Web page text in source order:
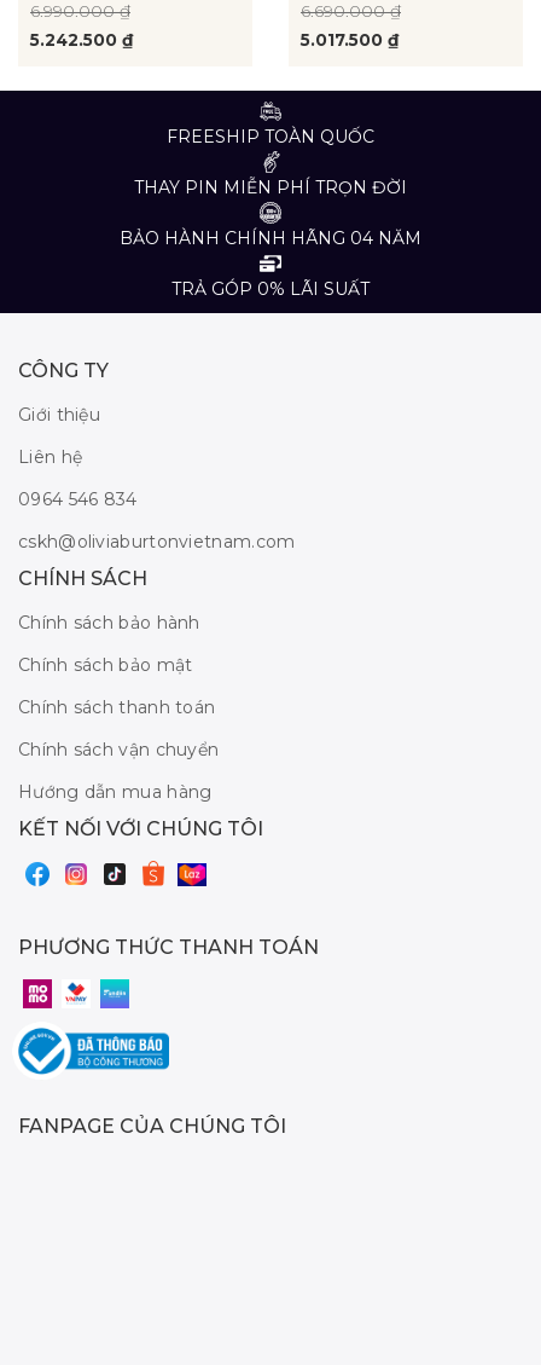
5.242.500 ₫
6.990.000 ₫
5.017.500 ₫
6.690.000 ₫
FREESHIP TOÀN QUỐC
THAY PIN MIỄN PHÍ TRỌN ĐỜI
BẢO HÀNH CHÍNH HÃNG 04 NĂM
TRẢ GÓP 0% LÃI SUẤT
CÔNG TY
Giới thiệu
Liên hệ
0964 546 834
cskh@oliviaburtonvietnam.com
CHÍNH SÁCH
Chính sách bảo hành
Chính sách bảo mật
Chính sách thanh toán
Chính sách vận chuyển
Hướng dẫn mua hàng
KẾT NỐI VỚI CHÚNG TÔI
PHƯƠNG THỨC THANH TOÁN
FANPAGE CỦA CHÚNG TÔI